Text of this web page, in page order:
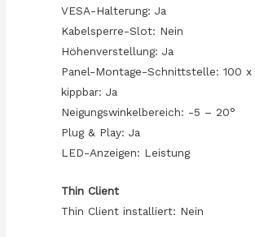
VESA-Halterung: Ja
Kabelsperre-Slot: Nein
Höhenverstellung: Ja
Panel-Montage-Schnittstelle: 100 x
kippbar: Ja
Neigungswinkelbereich: -5 – 20°
Plug & Play: Ja
LED-Anzeigen: Leistung
Thin Client
Thin Client installiert: Nein